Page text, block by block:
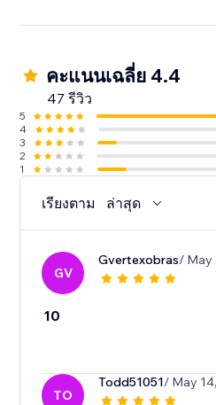
คะแนนเฉลี่ย 4.4
47 รีวิว
5
4
3
2
1
เรียงตาม ล่าสุด
GV
Gvertexobras/ May
10
TO
Todd51051/ May